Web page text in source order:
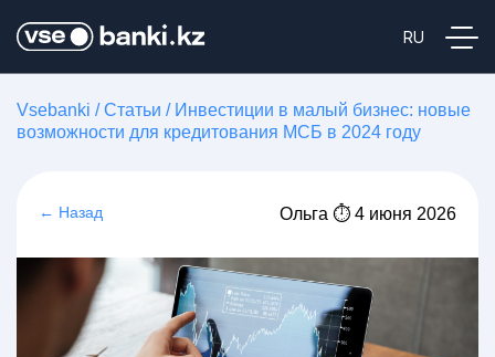
Vsebanki /Статьи / Инвестиции в малый бизнес: новые
возможности для кредитования МСБ в 2024 году
← Назад Ольга ⏱ 4 июня 2026